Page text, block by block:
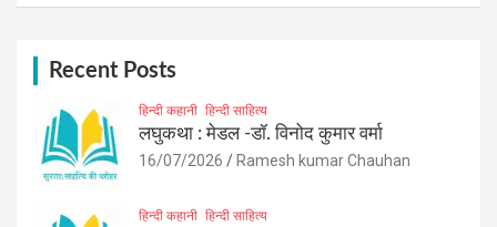
Recent Posts
हिन्दी कहानी हिन्दी साहित्य
लघुकथा : मेडल -डॉ. विनोद कुमार वर्मा
16/07/2026 Ramesh kumar Chauhan
हिन्दी कहानी हिन्दी साहित्य